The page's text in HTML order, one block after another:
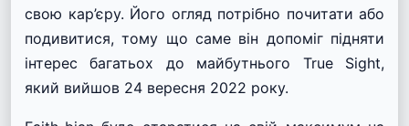
свою кар’єру. Його огляд потрібно почитати або
подивитися, тому що саме він допоміг підняти
інтерес багатьох до майбутнього True Sight,
який вийшов 24 вересня 2022 року.